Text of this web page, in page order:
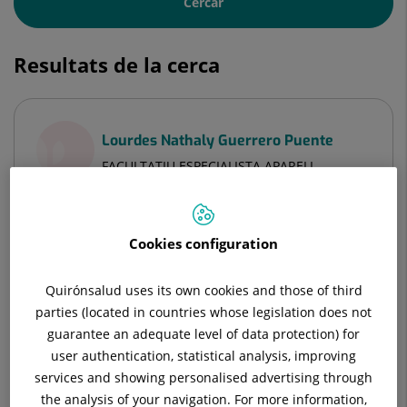
Resultats de la cerca
Lourdes Nathaly Guerrero Puente
FACULTATIU ESPECIALISTA APARELL
Aparell digestiu
Veure Fitxa
Cookies configuration
Quirónsalud uses its own cookies and those of third
parties (located in countries whose legislation does not
guarantee an adequate level of data protection) for
user authentication, statistical analysis, improving
services and showing personalised advertising through
the analysis of your navigation. For more information,